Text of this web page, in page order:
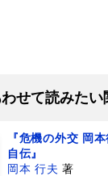
せて読みたい
『危機の外交 岡
自伝』
岡本 行夫 著